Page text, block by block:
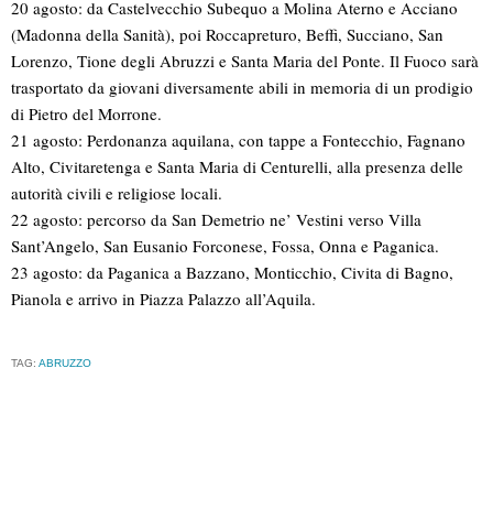
20 agosto: da Castelvecchio Subequo a Molina Aterno e Acciano
(Madonna della Sanità), poi Roccapreturo, Beffi, Succiano, San
Lorenzo, Tione degli Abruzzi e Santa Maria del Ponte. Il Fuoco sarà
trasportato da giovani diversamente abili in memoria di un prodigio
di Pietro del Morrone.
21 agosto: Perdonanza aquilana, con tappe a Fontecchio, Fagnano
Alto, Civitaretenga e Santa Maria di Centurelli, alla presenza delle
autorità civili e religiose locali.
22 agosto: percorso da San Demetrio ne’ Vestini verso Villa
Sant’Angelo, San Eusanio Forconese, Fossa, Onna e Paganica.
23 agosto: da Paganica a Bazzano, Monticchio, Civita di Bagno,
Pianola e arrivo in Piazza Palazzo all’Aquila.
TAG: ABRUZZO